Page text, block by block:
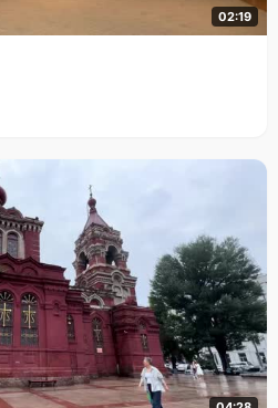
02:19